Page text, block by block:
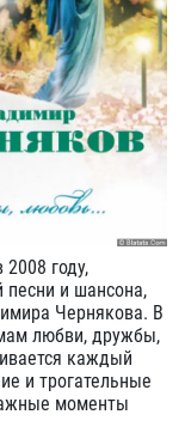
году,
песни и шансона,
Чернякова. В
любви, дружбы,
каждый
и трогательные
моменты